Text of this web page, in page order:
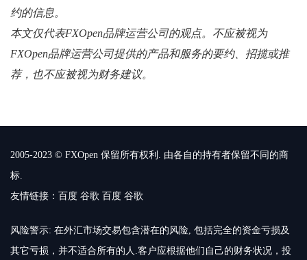
约的信息。
本文仅代表FXOpen品牌运营公司的观点。不应被视为
FXOpen品牌运营公司提供的产品和服务的要约、招揽或推
荐，也不应被视为财务建议。
2005-2023 © FXOpen 保留所有权利. 由各自的持有者保留不同的商
标.
友情链接： 百度 谷歌 百度 谷歌
风险警示: 在外汇市场交易包含潜在的风险, 包括完全的资金亏损及
其它亏损，并不适合所有的人.客户应根据他们自己的财务状况，投